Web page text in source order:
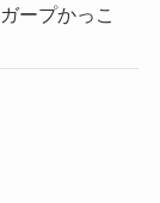
ープかっこ